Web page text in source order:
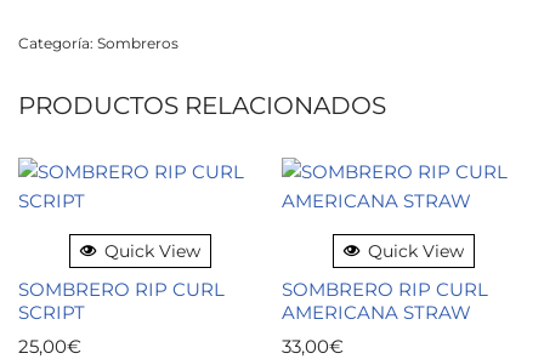
Categoría: Sombreros
PRODUCTOS RELACIONADOS
Quick View
SOMBRERO RIP CURL
SCRIPT
25,00€
Quick View
SOMBRERO RIP CURL
AMERICANA STRAW
33,00€